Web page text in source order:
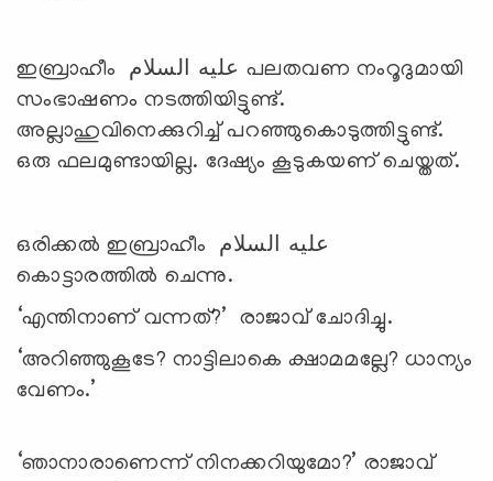
ഇബ്രാഹീം عليه السلام പലതവണ നംറൂദുമായി
സംഭാഷണം നടത്തിയിട്ടുണ്ട്.
അല്ലാഹുവിനെക്കുറിച്ച് പറഞ്ഞുകൊടുത്തിട്ടുണ്ട്.
ഒരു ഫലമുണ്ടായില്ല. ദേഷ്യം കൂടുകയണ് ചെയ്തത്.
ഒരിക്കൽ ഇബ്രാഹീം عليه السلام
കൊട്ടാരത്തിൽ ചെന്നു.
‘എന്തിനാണ് വന്നത്?’ രാജാവ് ചോദിച്ചു.
‘അറിഞ്ഞുകൂടേ? നാട്ടിലാകെ ക്ഷാമമല്ലേ? ധാന്യം
വേണം.’
‘ഞാനാരാണെന്ന് നിനക്കറിയുമോ?’ രാജാവ്